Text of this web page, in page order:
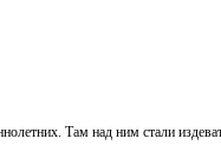
Там над ним стали